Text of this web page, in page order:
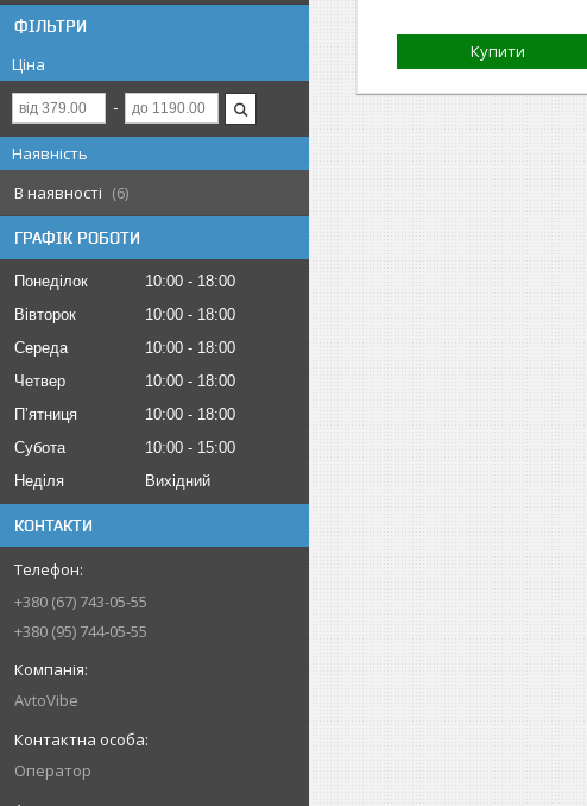
ФІЛЬТРИ
Ціна
Наявність
В наявності
6
ГРАФІК РОБОТИ
Понеділок 10:00
18:00
Вівторок
10:00
18:00
Середа
10:00
18:00
Четвер
10:00
18:00
Пʼятниця
10:00
18:00
Субота
10:00
15:00
Неділя
Вихідний
КОНТАКТИ
+380 (67) 743-05-55
+380 (95) 744-05-55
AvtoVibe
Оператор
Купити